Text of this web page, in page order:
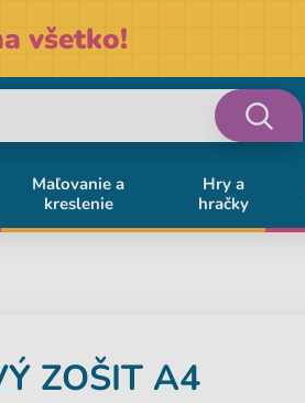
všetko!
Maľovanie a
kreslenie
Hry a
hračky
ZOŠIT A4